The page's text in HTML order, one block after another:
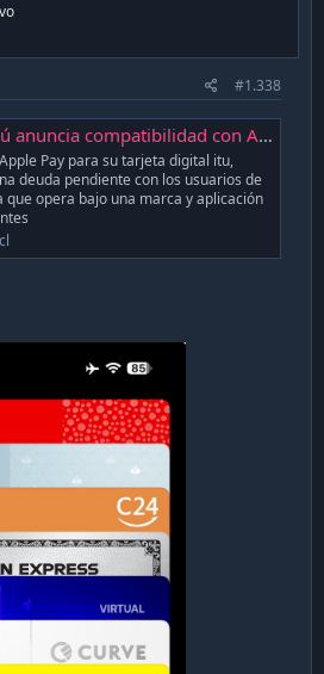
#1.338
compatibilidad con Apple Pay
Pay para su tarjeta digital itu,
deuda pendiente con los usuarios de
que opera bajo una marca y aplicación